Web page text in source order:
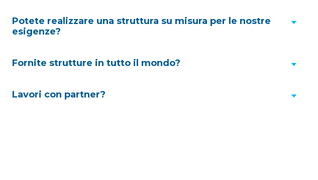
Le nostre unità mobilisono disponibili solo per il noleggio, questo ci
permette di poter rispondere a necessità urgenti.
Potete realizzare una struttura su misura per le nostre
esigenze?
Fornite strutture in tutto il mondo?
Lavori con partner?